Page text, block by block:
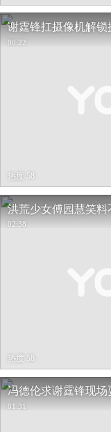
谢霆锋扛摄像机解锁
00:22
热度 58
洪荒少女傅园慧笑
02:38
热度 58
冯德伦求谢霆锋现
01:31